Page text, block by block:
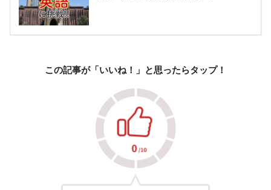
この記事が「いいね！」と思ったらタップ！